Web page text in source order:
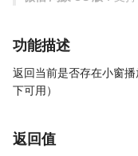
功能描述
返回当前是否存在小窗
下可用）
返回值